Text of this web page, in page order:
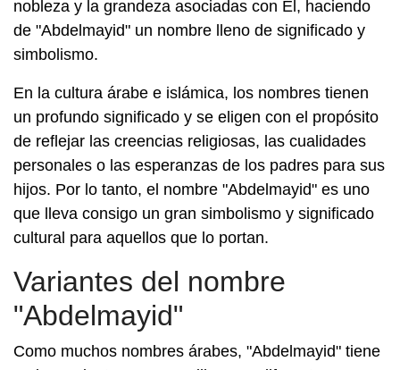
nobleza y la grandeza asociadas con Él, haciendo
de "Abdelmayid" un nombre lleno de significado y
simbolismo.
En la cultura árabe e islámica, los nombres tienen
un profundo significado y se eligen con el propósito
de reflejar las creencias religiosas, las cualidades
personales o las esperanzas de los padres para sus
hijos. Por lo tanto, el nombre "Abdelmayid" es uno
que lleva consigo un gran simbolismo y significado
cultural para aquellos que lo portan.
Variantes del nombre
"Abdelmayid"
Como muchos nombres árabes, "Abdelmayid" tiene